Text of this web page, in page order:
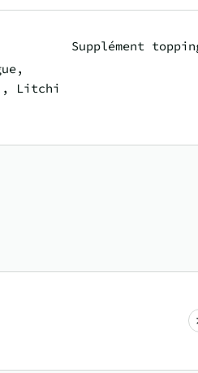
Litchi
Supplément